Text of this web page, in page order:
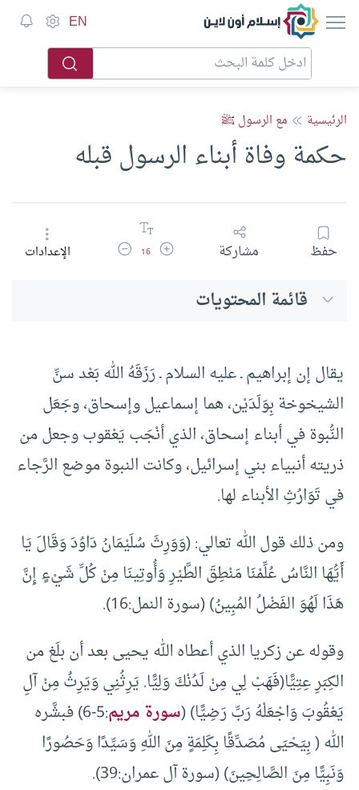
إسلام أون لاين EN
الرئيسية مع الرسول ﷺ
حكمة وفاة أبناء الرسول قبله
حفظ مشاركة زيادة حجم الخط
16 تقليل حجم الخطالإعدادات
قائمة المحتويات
يقال إن إبراهيم ـ عليه السلام ـ رَزَقَهُ الله بَعْد سنِّ
الشيخوخة بِوَلَدَيْن، هما إسماعيل وإسحاق، وجَعَل
النُّبوة في أبناء إسحاق، الذي أنْجَب يَعْقوب وجعل من
ذريته أنبياء بني إسرائيل، وكانت النبوة موضع الرَّجاء
في تَوَارُثِ الأبناء لها.
ومن ذلك قول الله تعالي: (وَوَرِثَ سُلَيْمَانُ دَاوُدَ وَقَالَ يَا
أَيُّهَا النَّاسُ عُلِّمْنَا مَنْطِقَ الطَّيْرِ وَأُوتِينَا مِنْ كُلِّ شَيْءٍ إِنَّ
هَذَا لَهُوَ الفَضْلُ المُبِينُ) (سورة النمل:16).
وقوله عن زكريا الذي أعطاه الله يحيى بعد أن بلَغ من
الكِبَرِ عِتِيًّا(فَهَبْ لِي مِنْ لَدُنْكَ وَلِيًّا. يَرِثُنِي وَيَرِثُ مِنْ آلِ
يَعْقُوبَ وَاجْعَلْهُ رَبِّ رَضِيًّا) (سورة مريم
:5-6) فبشَّره
الله ( بِيَحْيَى مُصَدِّقًا بِكَلِمَةٍ مِنَ اللهِ وَسَيِّدًا وَحَصُورًا
وَنَبِيًّا مِنَ الصَّالِحِينَ) (سورة آل عمران:39).